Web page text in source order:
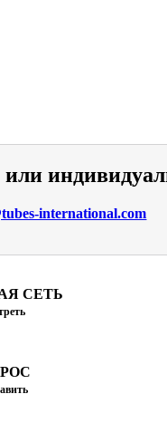
international.com
СЕТЬ